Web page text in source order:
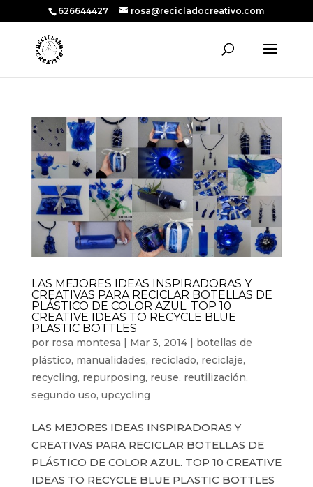
626644427 rosa@recicladocreativo.com
LAS MEJORES IDEAS INSPIRADORAS Y
CREATIVAS PARA RECICLAR BOTELLAS DE
PLÁSTICO DE COLOR AZUL. TOP 10
CREATIVE IDEAS TO RECYCLE BLUE
PLASTIC BOTTLES
por rosa montesa | Mar 3, 2014| botellas de
plástico, manualidades, reciclado, reciclaje,
recycling, repurposing, reuse, reutilización,
segundo uso, upcycling
LAS MEJORES IDEAS INSPIRADORAS Y
CREATIVAS PARA RECICLAR BOTELLAS DE
PLÁSTICO DE COLOR AZUL. TOP 10 CREATIVE
IDEAS TO RECYCLE BLUE PLASTIC BOTTLES